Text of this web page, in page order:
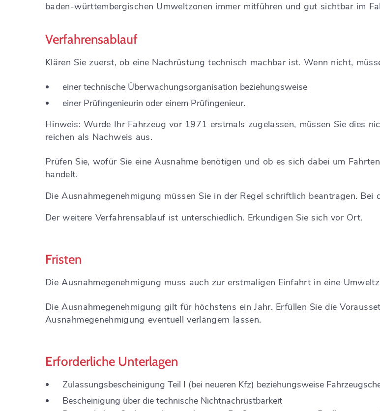
baden-württembergischen Umweltzonen immer mitführen und gut sichtbar im
Verfahrensablauf
Klären Sie zuerst, ob eine Nachrüstung technisch machbar ist. Wenn nicht,
einer technische Überwachungsorganisation beziehungsweise
einer Prüfingenieurin oder einem Prüfingenieur.
Hinweis: Wurde Ihr Fahrzeug vor 1971 erstmals zugelassen, müssen Sie dies
reichen als Nachweis aus.
Prüfen Sie, wofür Sie eine Ausnahme benötigen und ob es sich dabei um
handelt.
Die Ausnahmegenehmigung müssen Sie in der Regel schriftlich beantragen. Bei
Der weitere Verfahrensablauf ist unterschiedlich. Erkundigen Sie sich vor Ort.
Fristen
Die Ausnahmegenehmigung muss auch zur erstmaligen Einfahrt in eine
Die Ausnahmegenehmigung gilt für höchstens ein Jahr. Erfüllen Sie die
Ausnahmegenehmigung eventuell verlängern lassen.
Erforderliche Unterlagen
Zulassungsbescheinigung Teil I (bei neueren Kfz) beziehungsweise
Bescheinigung über die technische Nichtnachrüstbarkeit